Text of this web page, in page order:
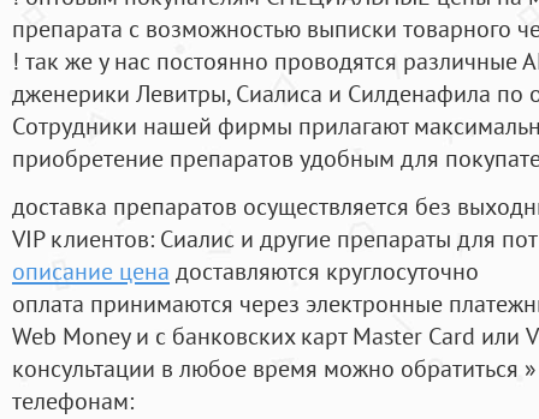
препарата с возможностью выписки товарного
! так же у нас постоянно проводятся
дженерики Левитры, Сиалиса и Силденафила по
Cотрудники нашей фирмы прилагают
приобретение препаратов удобным для
доставка препаратов осуществляется без
VIP клиентов: Сиалис и другие препараты для
описание цена доставляются круглосуточно
оплата принимаются через электронные
Web Money и с банковских карт Master Card или
консультации в любое время можно обратиться
телефонам: